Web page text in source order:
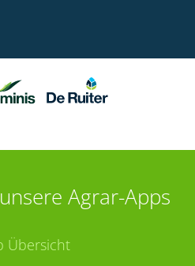
Agrar-Apps
Übersicht